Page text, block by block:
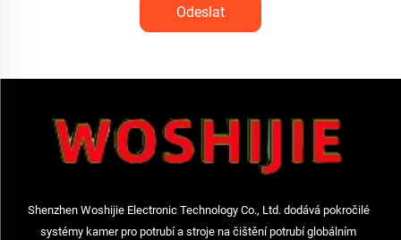
Odeslat
Shenzhen Woshijie Electronic Technology Co., Ltd. dodává pokročilé
systémy kamer pro potrubí a stroje na čištění potrubí globálním